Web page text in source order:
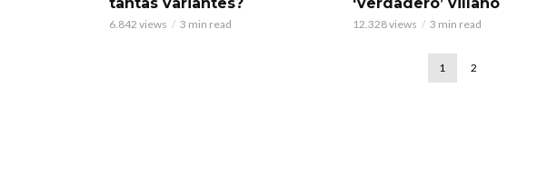
6.842 views 3 min read 12.328 views 3 min read
1 2